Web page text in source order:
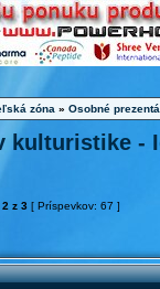
zóna » Osobné
kulturistike -
2 z 3 [ Príspevkov: 67 ]